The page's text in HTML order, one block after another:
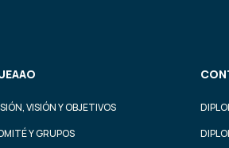
VISIÓN Y OBJETIVOS
Y GRUPOS